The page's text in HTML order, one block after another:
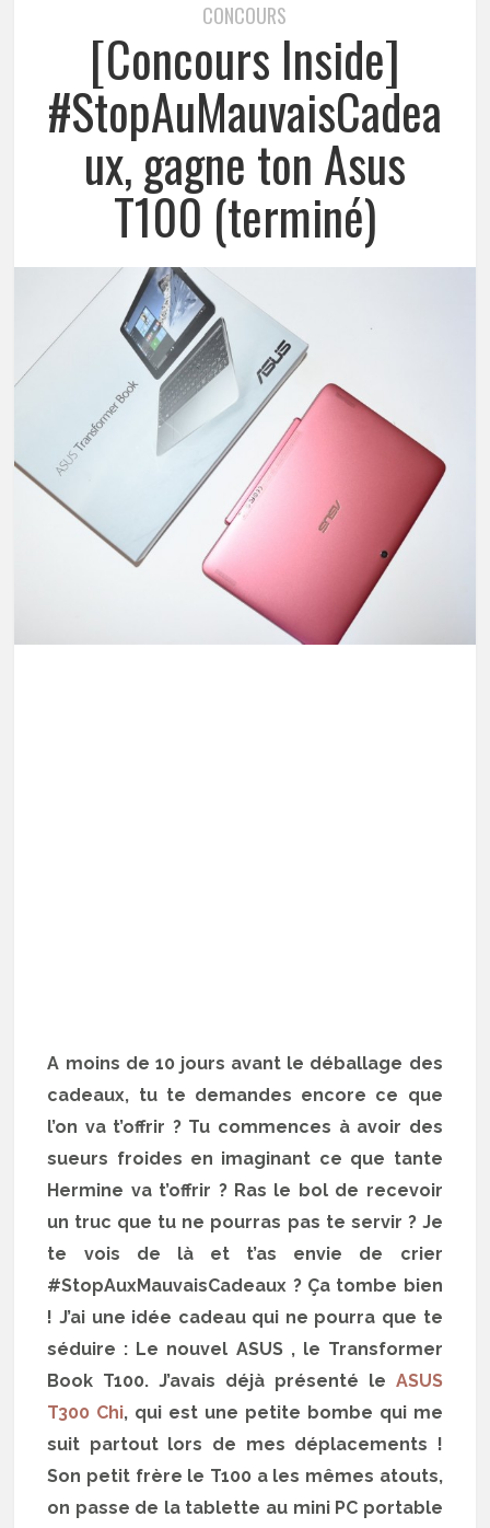
CONCOURS
[Concours Inside]
#StopAuMauvaisCadea
ux, gagne ton Asus
T100 (terminé)
A moins de 10 jours avant le déballage des
cadeaux, tu te demandes encore ce que
l’on va t’offrir ? Tu commences à avoir des
sueurs froides en imaginant ce que tante
Hermine va t’offrir ? Ras le bol de recevoir
un truc que tu ne pourras pas te servir ? Je
te vois de là et t’as envie de crier
#StopAuxMauvaisCadeaux ? Ça tombe bien
! J’ai une idée cadeau qui ne pourra que te
séduire : Le nouvel ASUS , le Transformer
Book T100. J’avais déjà présenté le ASUS
T300 Chi, qui est une petite bombe qui me
suit partout lors de mes déplacements !
Son petit frère le T100 a les mêmes atouts,
on passe de la tablette au mini PC portable